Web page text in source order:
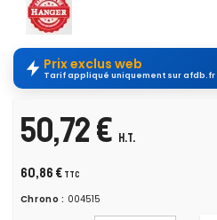
Prix exclus web
Tarif appliqué uniquement sur afdb.fr
50,72 € H.T.
60,86 € TTC
Chrono : 004515